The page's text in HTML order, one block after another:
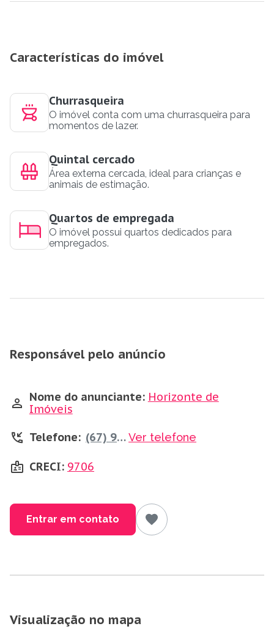
Características do imóvel
Churrasqueira
O imóvel conta com uma churrasqueira para
momentos de lazer.
Quintal cercado
Área externa cercada, ideal para crianças e
animais de estimação.
Quartos de empregada
O imóvel possui quartos dedicados para
empregados.
Responsável pelo anúncio
Nome do anunciante: Horizonte de
Imóveis
Telefone:
(67) 99173-8849Ver telefone
CRECI: 9706
Entrar em contato
Visualização no mapa